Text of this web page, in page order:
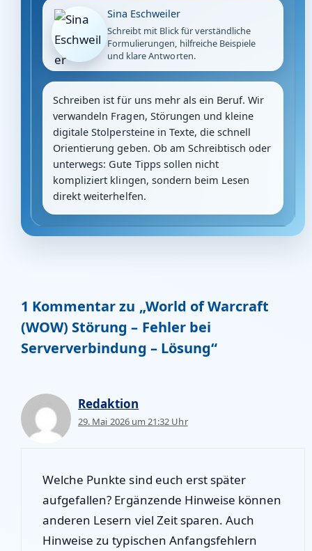
Sina Eschweiler
Schreibt mit Blick für verständliche
Formulierungen, hilfreiche Beispiele
und klare Antworten.
Schreiben ist für uns mehr als ein Beruf. Wir
verwandeln Fragen, Störungen und kleine
digitale Stolpersteine in Texte, die schnell
Orientierung geben. Ob am Schreibtisch oder
unterwegs: Gute Tipps sollen nicht
kompliziert klingen, sondern beim Lesen
direkt weiterhelfen.
1 Kommentar zu „World of Warcraft
(WOW) Störung – Fehler bei
Serververbindung – Lösung“
Redaktion
29. Mai 2026 um 21:32 Uhr
Welche Punkte sind euch erst später
aufgefallen? Ergänzende Hinweise können
anderen Lesern viel Zeit sparen. Auch
Hinweise zu typischen Anfangsfehlern